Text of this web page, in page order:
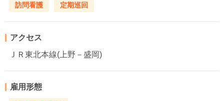
訪問看護 定期巡回
アクセス
ＪＲ東北本線(上野－盛岡)
雇用形態